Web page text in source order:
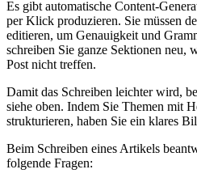
Es gibt automatische Content-
per Klick produzieren. Sie müssen
editieren, um Genauigkeit und
schreiben Sie ganze Sektionen neu,
Post nicht treffen.
Damit das Schreiben leichter wird,
siehe oben. Indem Sie Themen mit
strukturieren, haben Sie ein klares
Beim Schreiben eines Artikels
folgende Fragen: